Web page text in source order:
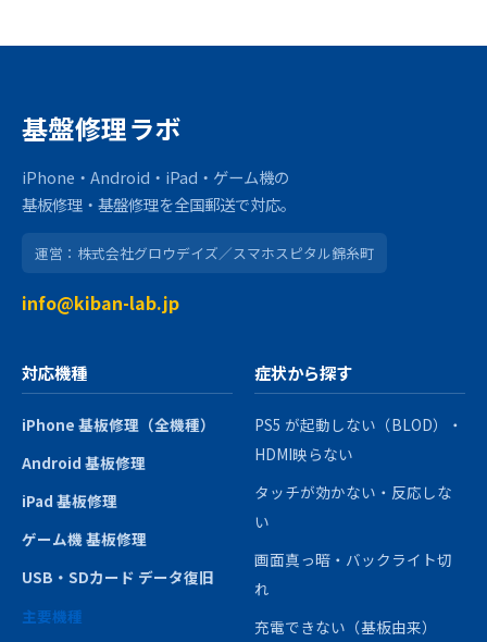
基盤修理ラボ
iPhone・Android・iPad・ゲーム機の
基板修理・基盤修理を全国郵送で対応。
運営：株式会社グロウデイズ／スマホスピタル錦糸町
info@kiban-lab.jp
対応機種
iPhone 基板修理（全機種）
Android 基板修理
iPad 基板修理
ゲーム機 基板修理
USB・SDカード データ復旧
主要機種
症状から探す
PS5 が起動しない（BLOD）・
HDMI映らない
タッチが効かない・反応しな
い
画面真っ暗・バックライト切
れ
充電できない（基板由来）